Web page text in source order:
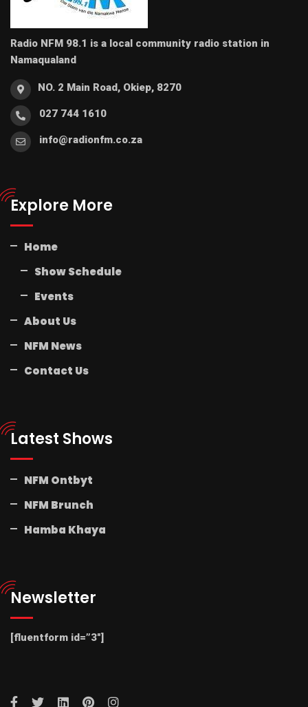
Radio NFM 98.1 is a local community radio station in
Namaqualand
NO. 2 Main Road, Okiep, 8270
027 744 1610
info@radionfm.co.za
Explore More
Home
Show Schedule
Events
About Us
NFM News
Contact Us
Latest Shows
NFM Ontbyt
NFM Brunch
Hamba Khaya
Newsletter
[fluentform id=”3″]